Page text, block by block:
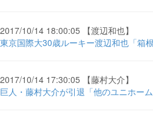
2017/10/14 18:00:05 【渡辺和也】
東京国際大30歳ルーキー渡辺和也「箱
2017/10/14 17:30:05 【藤村大介】
巨人・藤村大介が引退「他のユニホー